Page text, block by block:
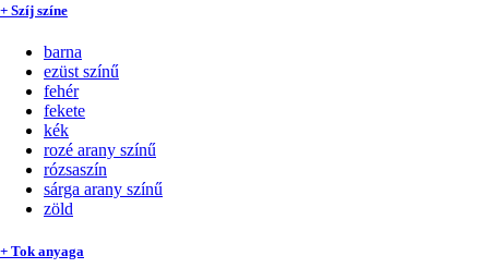
+ Szíj színe
barna
ezüst színű
fehér
fekete
kék
rozé arany színű
rózsaszín
sárga arany színű
zöld
+ Tok anyaga